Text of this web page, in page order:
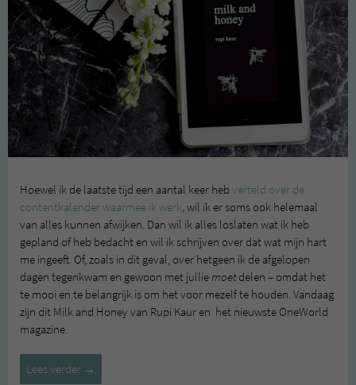
Hoewel ik de laatste tijd een aantal keer hebverteld over de
contentkalender waarmee ik werk, wil ik er soms ook helemaal
van alles kunnen afwijken. Dan wil ik alles loslaten wat ik heb
gepland of heb bedacht en wil ik schrijven over dat wat mijn hart
me ingeeft. Of, zoals in dit geval, over hetgeen ik de afgelopen
dagen tegenkwam en gewoon met julliemoetdelen – omdat het
te mooi en te belangrijk is om het voor mezelf te houden. Vandaag
zijn dit Milk and Honey van Rupi Kaur en het nieuwste OneWorld
magazine.
Lees verder Rupi
→